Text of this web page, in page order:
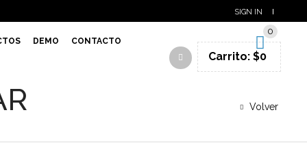
SIGN IN
DEMO CONTACTO
0
Carrito: $0
Volver